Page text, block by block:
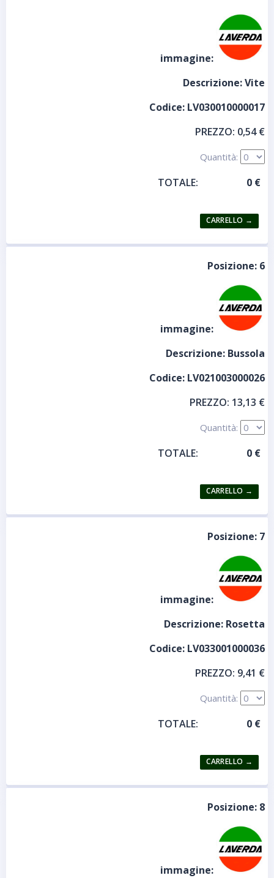
immagine:
Descrizione:Vite
Codice: LV030010000017
PREZZO: 0,54 €
Quantità:
TOTALE:
Posizione: 6
immagine:
Descrizione: Bussola
Codice: LV021003000026
PREZZO: 13,13 €
Quantità:
TOTALE:
Posizione: 7
immagine:
Descrizione: Rosetta
Codice: LV033001000036
PREZZO: 9,41 €
Quantità:
TOTALE:
Posizione: 8
immagine: